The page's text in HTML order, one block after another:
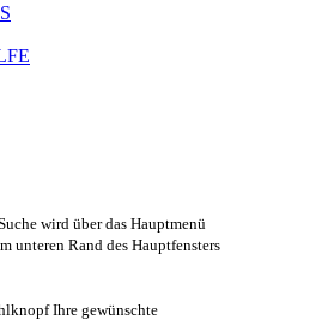
wird über das Hauptmenü
unteren Rand des Hauptfensters
Ihre gewünschte